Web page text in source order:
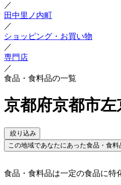
／
田中里ノ内町
／
ショッピング・お買い物
／
専門店
／
食品・食料品の一覧
京都府京都市
絞り込み
この地域であなたにあった食品・食
食品・食料品は一定の食品に特